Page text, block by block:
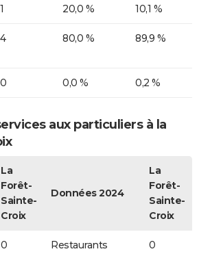
1 20,0 % 10,1 %
4 80,0 % 89,9 %
0 0,0 % 0,2 %
aux particuliers à la
La
Forêt-
Sainte-
Croix
Données 2024
La
Forêt-
Sainte-
Croix
0 Restaurants 0